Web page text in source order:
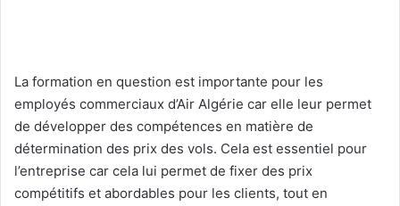
La formation en question est importante pour les
employés commerciaux d’Air Algérie car elle leur permet
de développer des compétences en matière de
détermination des prix des vols. Cela est essentiel pour
l’entreprise car cela lui permet de fixer des prix
compétitifs et abordables pour les clients, tout en